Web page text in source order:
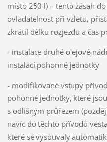
místo 250 l) – tento zásah
ovladatelnost při vzletu,
zkrátil délku rozjezdu a čas
- instalace druhé olejové
instalací pohonné jednotky
- modifikované vstupy
pohonné jednotky, které
s odlišným průřezem
navíc do těchto přívodů
které se vysouvaly